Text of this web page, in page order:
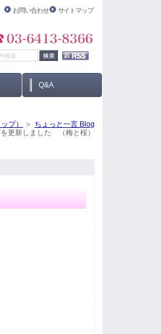
お問い合わせ サイトマップ
Q&A
プ）
ちょっと一言 Blog
更新しました （梅と桜）